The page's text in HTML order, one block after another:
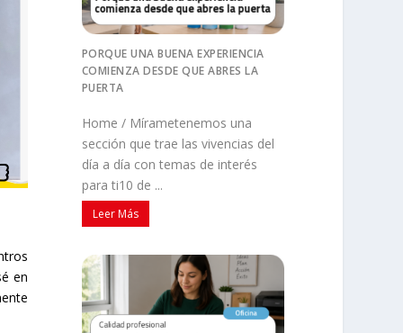
en
PORQUE UNA BUENA EXPERIENCIA
COMIENZA DESDE QUE ABRES LA
PUERTA
Home / Mírametenemos una
sección que trae las vivencias del
día a día con temas de interés
para ti10 de ...
Leer Más